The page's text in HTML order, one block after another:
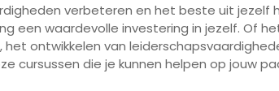
verbeteren en het beste uit jezelf
een waardevolle investering in jezelf. Of
ontwikkelen van
cursussen die je kunnen helpen op jouw